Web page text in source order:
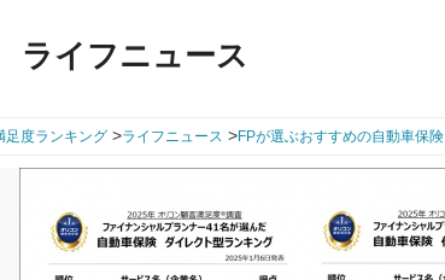
ライフニュース
足度ランキング >ライフニュース >FPが選ぶおすすめの自動車保険